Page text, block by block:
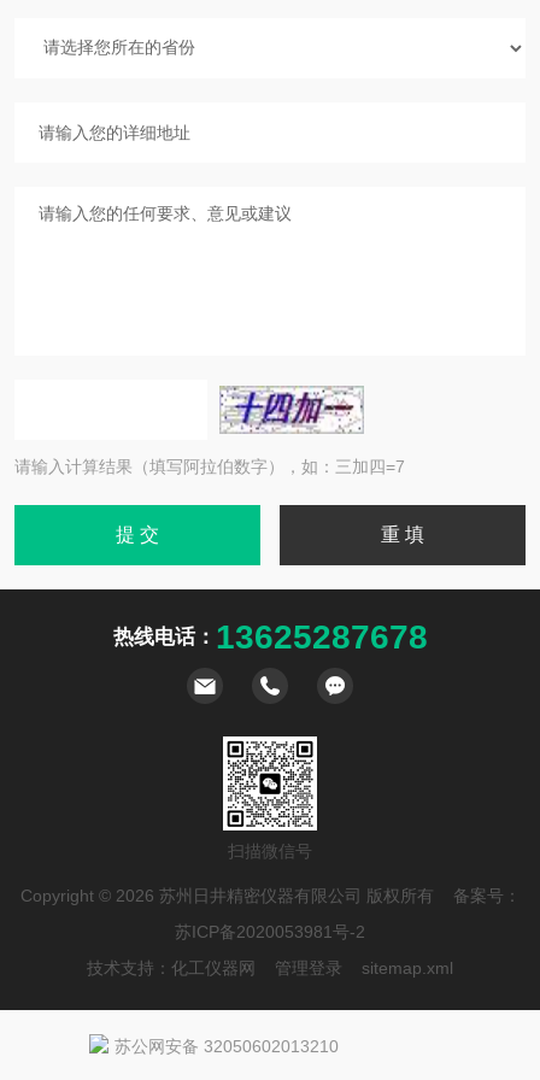
请输入计算结果（填写阿拉伯数字），如：三加四=7
热线电话： 13625287678
扫描微信号
Copyright © 2026 苏州日井精密仪器有限公司 版权所有 备案号：
苏ICP备2020053981号-2
技术支持： 化工仪器网 管理登录 sitemap.xml
苏公网安备 32050602013210